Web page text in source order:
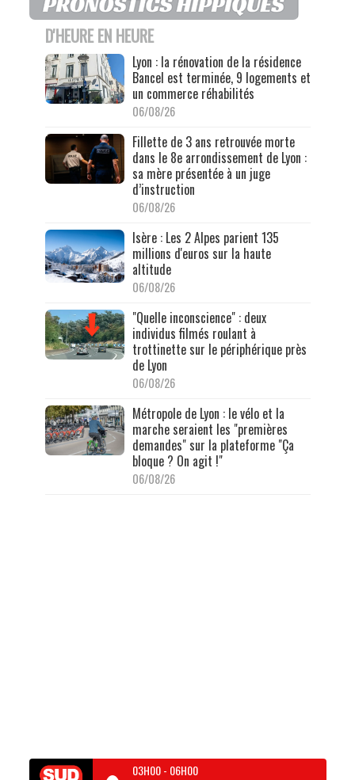
D'HEURE EN HEURE
Lyon : la rénovation de la résidence
Bancel est terminée, 9 logements et
un commerce réhabilités
06/08/26
Fillette de 3 ans retrouvée morte
dans le 8e arrondissement de Lyon :
sa mère présentée à un juge
d’instruction
06/08/26
Isère : Les 2 Alpes parient 135
millions d'euros sur la haute
altitude
06/08/26
"Quelle inconscience" : deux
individus filmés roulant à
trottinette sur le périphérique près
de Lyon
06/08/26
Métropole de Lyon : le vélo et la
marche seraient les "premières
demandes" sur la plateforme "Ça
bloque ? On agit !"
06/08/26
03H00- 06H00